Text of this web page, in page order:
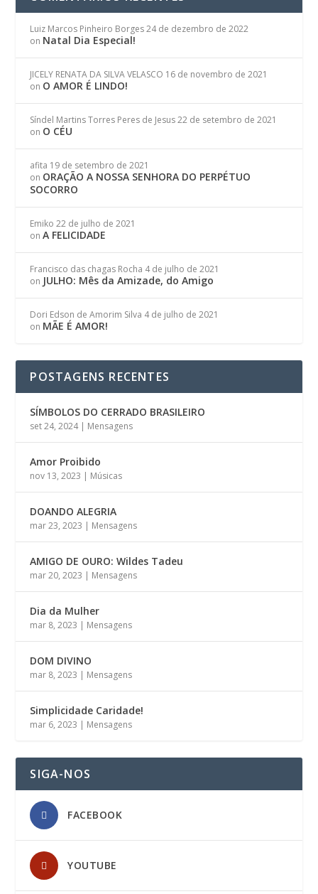
Luiz Marcos Pinheiro Borges 24 de dezembro de 2022
on Natal Dia Especial!
JICELY RENATA DA SILVA VELASCO 16 de novembro de 2021
on O AMOR É LINDO!
Síndel Martins Torres Peres de Jesus 22 de setembro de 2021
on O CÉU
afita 19 de setembro de 2021
on ORAÇÃO A NOSSA SENHORA DO PERPÉTUO
SOCORRO
Emiko 22 de julho de 2021
onA FELICIDADE
Francisco das chagas Rocha 4 de julho de 2021
on JULHO: Mês da Amizade, do Amigo
Dori Edson de Amorim Silva 4 de julho de 2021
on MÃE É AMOR!
POSTAGENS RECENTES
SÍMBOLOS DO CERRADO BRASILEIRO
set 24, 2024| Mensagens
Amor Proibido
nov 13, 2023 | Músicas
DOANDO ALEGRIA
mar 23, 2023 | Mensagens
AMIGO DE OURO: Wildes Tadeu
mar 20, 2023 | Mensagens
Dia da Mulher
mar 8, 2023 | Mensagens
DOM DIVINO
mar 8, 2023 | Mensagens
Simplicidade Caridade!
mar 6, 2023 | Mensagens
SIGA-NOS
FACEBOOK
YOUTUBE